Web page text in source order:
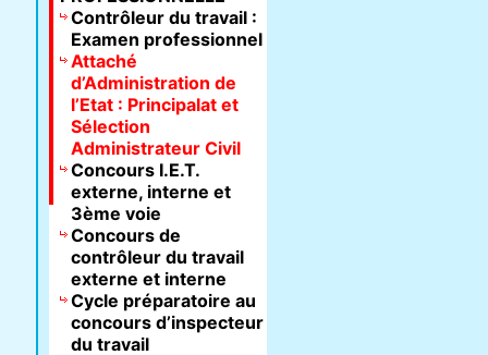
Contrôleur du travail :
Examen professionnel
Attaché
d’Administration de
l’Etat : Principalat et
Sélection
Administrateur Civil
Concours I.E.T.
externe, interne et
3ème voie
Concours de
contrôleur du travail
externe et interne
Cycle préparatoire au
concours d’inspecteur
du travail